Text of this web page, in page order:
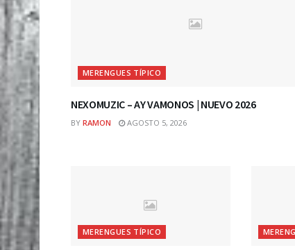
MERENGUES TÍPICO
NEXOMUZIC – AY VAMONOS | NUEVO 2026
BY RAMON AGOSTO 5, 2026
MERENGUES TÍPICO